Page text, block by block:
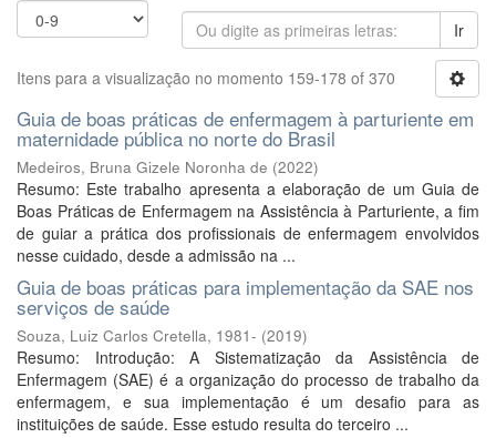
Ir
Itens para a visualização no momento 159-178 of 370
Guia de boas práticas de enfermagem à parturiente em
maternidade pública no norte do Brasil
Medeiros, Bruna Gizele Noronha de (2022)
Resumo: Este trabalho apresenta a elaboração de um Guia de
Boas Práticas de Enfermagem na Assistência à Parturiente, a fim
de guiar a prática dos profissionais de enfermagem envolvidos
nesse cuidado, desde a admissão na ...
Guia de boas práticas para implementação da SAE nos
serviços de saúde
Souza, Luiz Carlos Cretella, 1981- (2019)
Resumo: Introdução: A Sistematização da Assistência de
Enfermagem (SAE) é a organização do processo de trabalho da
enfermagem, e sua implementação é um desafio para as
instituições de saúde. Esse estudo resulta do terceiro ...